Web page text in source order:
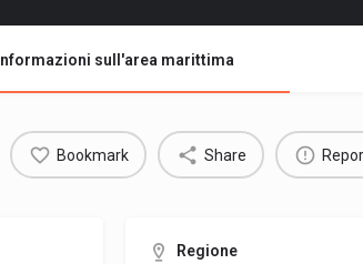
Informazioni sull'area marittima
Bookmark Share
Regione